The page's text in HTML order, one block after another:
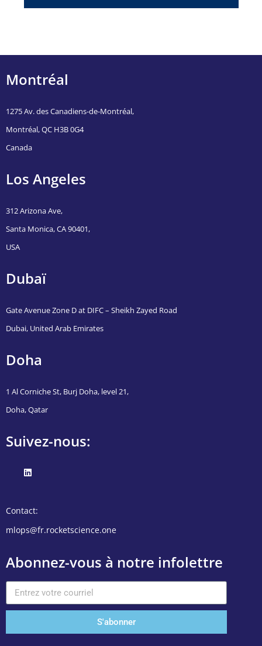
Montréal
1275 Av. des Canadiens-de-Montréal,
Montréal, QC H3B 0G4
Canada
Los Angeles
312 Arizona Ave,
Santa Monica, CA 90401,
USA
Dubaï
Gate Avenue Zone D at DIFC – Sheikh Zayed Road
Dubai, United Arab Emirates
Doha
1 Al Corniche St, Burj Doha, level 21,
Doha, Qatar
Suivez-nous:
Contact:
mlops@fr.rocketscience.one
Abonnez-vous à notre infolettre
S'abonner